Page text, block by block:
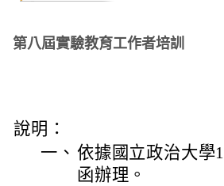
第八屆實驗教育工作者培訓
說明：
一、 依據國立政治大學
函辦理。